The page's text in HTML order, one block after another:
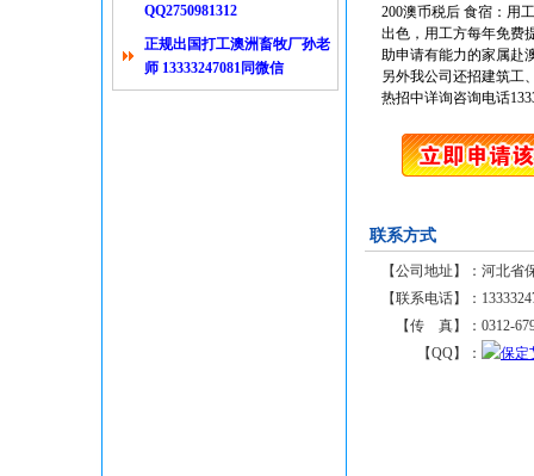
QQ2750981312
正规出国打工澳洲畜牧厂孙老
师 13333247081同微信
200澳币税后 食宿：用
出色，用工方每年免费
助申请有能力的家属赴
另外我公司还招建筑工
热招中详询咨询电话
联系方式
【公司地址】： 河北省
【联系电话】：
【传 真】： 0312-
【QQ】：